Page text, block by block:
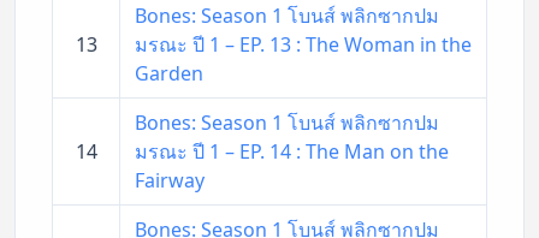
13
Bones: Season 1 โบนส์ พลิกซากปม
มรณะ ปี 1 – EP. 13 : The Woman in the
Garden
14
Bones: Season 1 โบนส์ พลิกซากปม
มรณะ ปี 1 – EP. 14 : The Man on the
Fairway
Bones: Season 1 โบนส์ พลิกซากปม